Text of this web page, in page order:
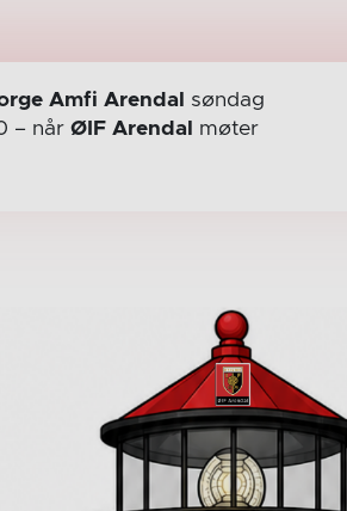
Amfi Arendal
søndag
– når ØIF Arendal
møter